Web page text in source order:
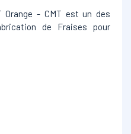
Orange - CMT est un des
de Fraises pour